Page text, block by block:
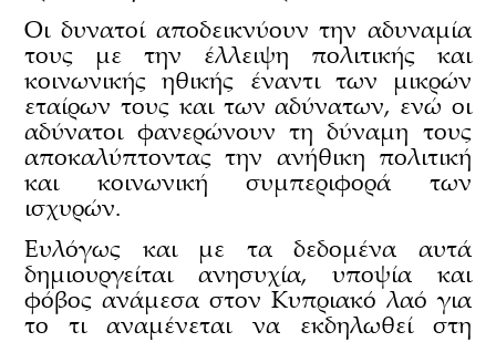
Οι δυνατοί αποδεικνύουν την αδυναμία
τους με την έλλειψη πολιτικής και
κοινωνικής ηθικής έναντι των μικρών
εταίρων τους και των αδύνατων, ενώ οι
αδύνατοι φανερώνουν τη δύναμη τους
αποκαλύπτοντας την ανήθικη πολιτική
και κοινωνική συμπεριφορά των
ισχυρών.
Ευλόγως και με τα δεδομένα αυτά
δημιουργείται ανησυχία, υποψία και
φόβος ανάμεσα στον Κυπριακό λαό για
το τι αναμένεται να εκδηλωθεί στη